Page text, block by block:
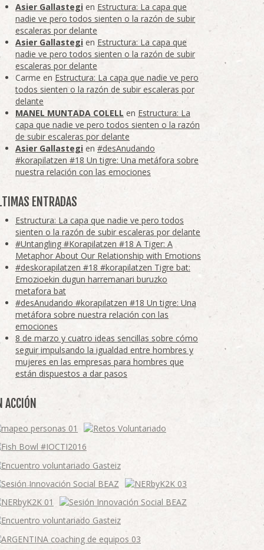
Asier Gallastegi en Estructura: La capa que
nadie ve pero todos sienten o la razón de subir
escaleras por delante
Asier Gallastegi en Estructura: La capa que
nadie ve pero todos sienten o la razón de subir
escaleras por delante
Carme en Estructura: La capa que nadie ve pero
todos sienten o la razón de subir escaleras por
delante
MANEL MUNTADA COLELL en Estructura: La
capa que nadie ve pero todos sienten o la razón
de subir escaleras por delante
Asier Gallastegi en #desAnudando
#korapilatzen #18 Un tigre: Una metáfora sobre
nuestra relación con las emociones
ENTRADAS
Estructura: La capa que nadie ve pero todos
sienten o la razón de subir escaleras por delante
#Untangling #Korapilatzen #18 A Tiger: A
Metaphor About Our Relationship with Emotions
#deskorapilatzen #18 #korapilatzen Tigre bat:
Emozioekin dugun harremanari buruzko
metafora bat
#desAnudando #korapilatzen #18 Un tigre: Una
metáfora sobre nuestra relación con las
emociones
8 de marzo y cuatro ideas sencillas sobre cómo
seguir impulsando la igualdad entre hombres y
mujeres en las empresas para hombres que
están dispuestos a dar pasos
ACCIÓN